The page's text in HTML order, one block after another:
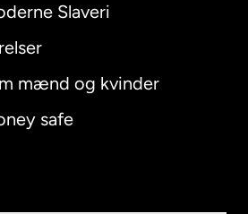
Slaveri
mænd og kvinder
safe
English